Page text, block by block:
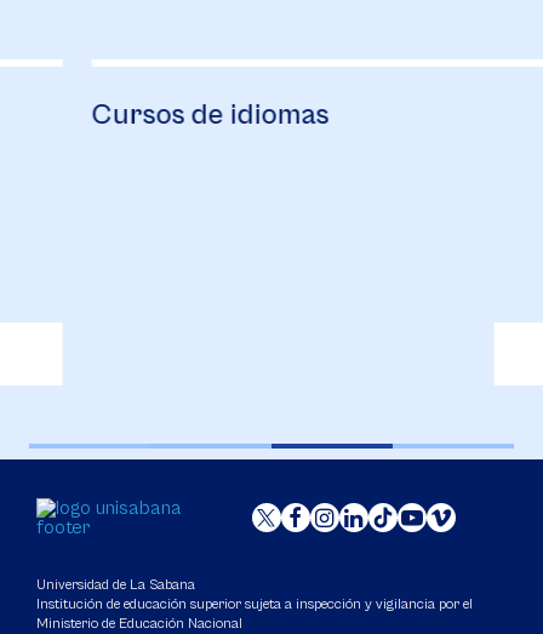
Cursos de idiomas
Universidad de La Sabana
Institución de educación superior sujeta a inspección y vigilancia por el
Ministerio de Educación Nacional